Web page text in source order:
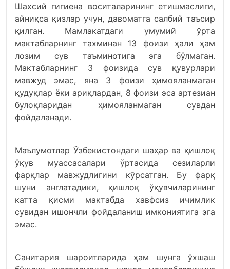
Шахсий гигиена воситаларининг етишмаслиги,
айниқса қизлар учун, давоматга салбий таъсир
қилган. Мамлакатдаги умумий ўрта
мактабларнинг тахминан 13 фоизи ҳали ҳам
лозим сув таъминотига эга бўлмаган.
Мактабларнинг 3 фоизида сув қувурлари
мавжуд эмас, яна 3 фоизи ҳимояланмаган
қудуқлар ёки ариқлардан, 8 фоизи эса артезиан
булоқларидан ҳимояланмаган сувдан
фойдаланади.
Маълумотлар Ўзбекистондаги шаҳар ва қишлоқ
ўқув муассасалари ўртасида сезиларли
фарқлар мавжудлигини кўрсатган. Бу фарқ
шуни англатадики, қишлоқ ўқувчиларининг
катта қисми мактабда хавфсиз ичимлик
сувидан ишончли фойдаланиш имкониятига эга
эмас.
Санитария шароитларида ҳам шунга ўхшаш